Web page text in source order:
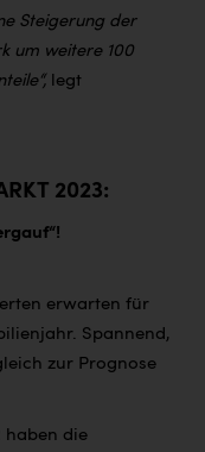
Steigerung der
um weitere 100
legt
2023:
erwarten für
Spannend,
zur Prognose
haben die